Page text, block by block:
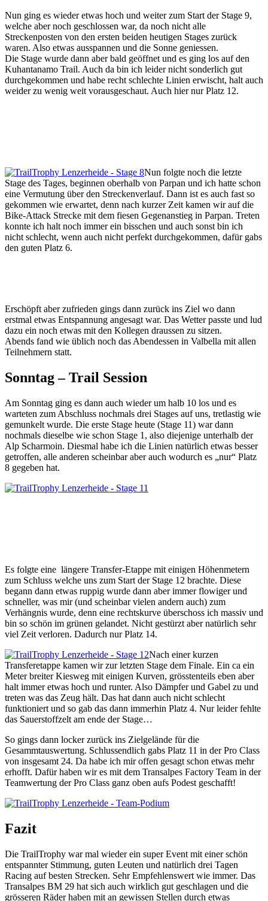
Nun ging es wieder etwas hoch und weiter zum Start der Stage 9,
welche aber noch geschlossen war, da noch nicht alle
Streckenposten von den ersten beiden heutigen Stages zurück
waren. Also etwas ausspannen und die Sonne geniessen.
Die Stage wurde dann aber bald geöffnet und es ging los auf den
Kuhantanamo Trail. Auch da bin ich leider nicht sonderlich gut
durchgekommen und habe recht schlechte Linien erwischt, halt auch
weider zu wenig weit vorausgeschaut. Auch hier nur Platz 12.
Nun folgte noch die letzte
Stage des Tages, beginnen oberhalb von Parpan und ich hatte schon
eine Vermutung über den Streckenverlauf. Dann ist es auch fast so
gekommen wie erwartet, denn nach kurzer Zeit kamen wir auf die
Bike-Attack Strecke mit dem fiesen Gegenanstieg in Parpan. Treten
konnte ich halt noch immer ein bisschen und auch sonst bin ich
nicht schlecht, wenn auch nicht perfekt durchgekommen, dafür gabs
den guten Platz 6.
Erschöpft aber zufrieden gings dann zurück ins Ziel wo dann
erstmal etwas Entspannung angesagt war. Das Wetter passte und lud
dazu ein noch etwas mit den Kollegen draussen zu sitzen.
Abends fand wie üblich noch das Abendessen in Valbella mit allen
Teilnehmern statt.
Sonntag – Trail Session
Am Sonntag ging es dann auch wieder um halb 10 los und es
warteten zum Abschluss nochmals drei Stages auf uns, tretlastig wie
gemunkelt wurde. Die erste Stage heute (Stage 11) war dann
nochmals dieselbe wie schon Stage 1, also diejenige unterhalb der
Alp Scharmoin. Diesmal habe ich die Linien natürlich etwas besser
getroffen, alle anderen scheinbar aber auch wodurch es „nur“ Platz
8 gegeben hat.
Es folgte eine längere Transfer-Etappe mit einigen Höhenmetern
zum Schluss welche uns zum Start der Stage 12 brachte. Diese
begann dann etwas ruppig wurde dann aber immer flowiger und
schneller, was mir (und scheinbar vielen andern auch) zum
Verhängnis wurde, denn eine rechtskurve überschoss ich massiv und
bin so schön im grünen gelandet. Nicht gestürzt aber natürlich sehr
viel Zeit verloren. Dadurch nur Platz 14.
Nach einer kurzen
Transferetappe kamen wir zur letzten Stage dem Finale. Ein ca ein
Meter breiter Kiesweg mit einigen Kurven, grösstenteils eben aber
halt immer etwas hoch und runter. Also Dämpfer und Gabel zu und
treten was das Zeug hält. Das hat dann auch nicht schlecht
funktioniert und so gab das dann immerhin Platz 4. Nur leider fehlte
das Sauerstoffzelt am ende der Stage…
So gings dann locker zurück ins Zielgelände für die
Gesammtauswertung. Schlussendlich gabs Platz 11 in der Pro Class
von insgesamt 24. Da habe ich mir offen gesagt schon etwas mehr
erhofft. Dafür haben wir es mit dem Transalpes Factory Team in der
Teamwertung der Pro Class ganz oben aufs Podest geschafft!
Fazit
Die TrailTrophy war mal wieder ein super Event mit einer schön
entspannter Stimmung, guten Leuten und natürlich drei Tagen
Racing auf besten Strecken. Sehr Empfehlenswert wie immer. Das
Transalpes BM 29 hat sich auch wirklich gut geschlagen und die
grösseren Räder haben mit an gewissen Stellen durch etwas